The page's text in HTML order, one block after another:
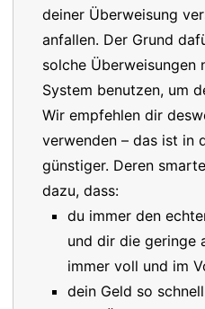
deiner Überweisung
anfallen. Der Grund
solche Überweisungen
System benutzen, um
Wir empfehlen dir
verwenden – das ist in
günstiger. Deren
dazu, dass:
du immer den
und dir die geringe
immer voll und im
dein Geld so